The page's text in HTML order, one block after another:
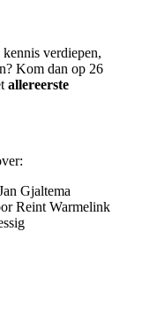
verdiepen,
Kom dan op 26
allereerste
Gjaltema
Reint Warmelink